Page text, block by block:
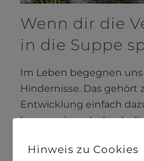
Wenn dir die
in die Suppe
Im Leben begegnen
Hindernisse. Das gehört
Entwicklung einfach
lernen wir auch durch
Daneben gibt es aber
Hinweis zu Cookies